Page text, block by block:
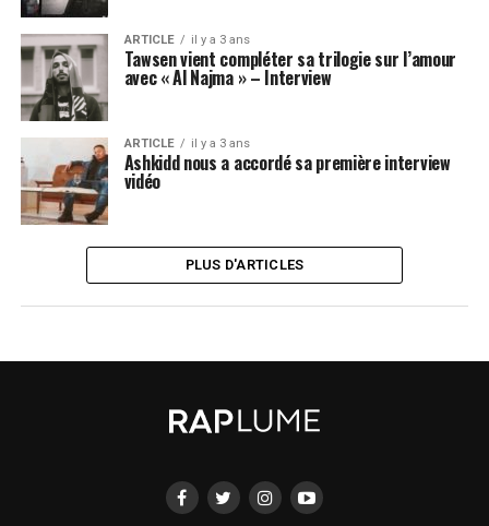
ARTICLE il y a 3 ans
Tawsen vient compléter sa trilogie sur l’amour
avec « Al Najma » – Interview
ARTICLE il y a 3 ans
Ashkidd nous a accordé sa première interview
vidéo
PLUS D'ARTICLES